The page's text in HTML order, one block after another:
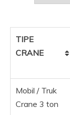
TIPE
CRANE
Mobil / Truk
Crane 3 ton